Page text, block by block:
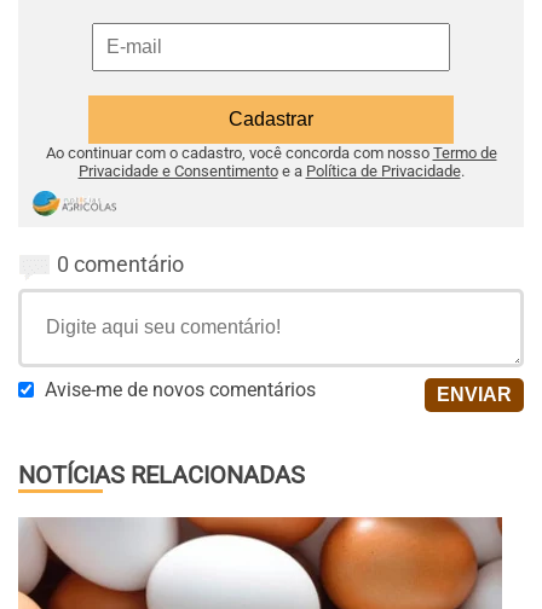
Ao continuar com o cadastro, você concorda com nosso Termo de
Privacidade e Consentimentoe a Política de Privacidade.
0 comentário
Avise-me de novos comentários
NOTÍCIAS RELACIONADAS